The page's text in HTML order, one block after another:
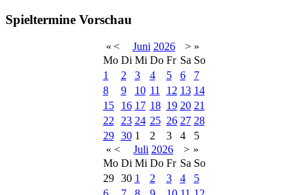
Spieltermine Vorschau
« < Juni 2026 > »
Mo Di Mi Do Fr Sa So
1
2 3 4 5 6
7
8
9 10 11 12 13 14
15
16 17 18 19 20 21
22
23 24 25 26 27 28
29
30 1 2 3 4
5
« < Juli 2026 > »
Mo Di Mi Do Fr Sa So
29
30 1 2 3 4
5